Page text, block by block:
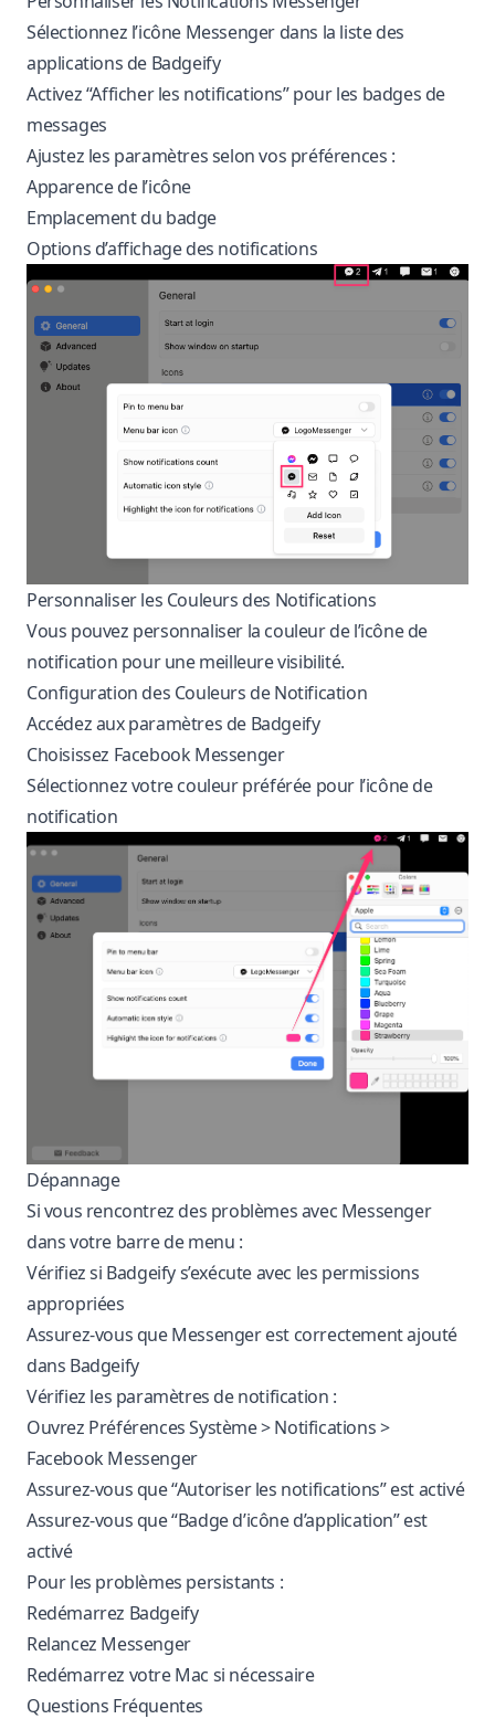
Sélectionnez l’icône Messenger dans la liste des
applications de Badgeify
Activez “Afficher les notifications” pour les badges de
messages
Ajustez les paramètres selon vos préférences :
Apparence de l’icône
Emplacement du badge
Options d’affichage des notifications
Personnaliser les Couleurs des Notifications
Vous pouvez personnaliser la couleur de l’icône de
notification pour une meilleure visibilité.
Configuration des Couleurs de Notification
Accédez aux paramètres de Badgeify
Choisissez Facebook Messenger
Sélectionnez votre couleur préférée pour l’icône de
notification
Dépannage
Si vous rencontrez des problèmes avec Messenger
dans votre barre de menu :
Vérifiez si Badgeify s’exécute avec les permissions
appropriées
Assurez-vous que Messenger est correctement ajouté
dans Badgeify
Vérifiez les paramètres de notification :
Ouvrez Préférences Système > Notifications >
Facebook Messenger
Assurez-vous que “Autoriser les notifications” est activé
Assurez-vous que “Badge d’icône d’application” est
activé
Pour les problèmes persistants :
Redémarrez Badgeify
Relancez Messenger
Redémarrez votre Mac si nécessaire
Questions Fréquentes